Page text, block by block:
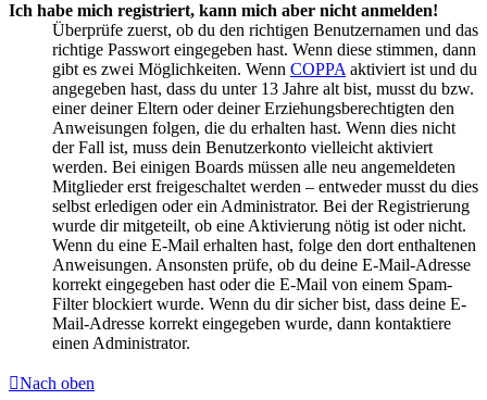
Ich habe mich registriert, kann mich aber nicht anmelden!
Überprüfe zuerst, ob du den richtigen Benutzernamen und das
richtige Passwort eingegeben hast. Wenn diese stimmen, dann
gibt es zwei Möglichkeiten. Wenn COPPA aktiviert ist und du
angegeben hast, dass du unter 13 Jahre alt bist, musst du bzw.
einer deiner Eltern oder deiner Erziehungsberechtigten den
Anweisungen folgen, die du erhalten hast. Wenn dies nicht
der Fall ist, muss dein Benutzerkonto vielleicht aktiviert
werden. Bei einigen Boards müssen alle neu angemeldeten
Mitglieder erst freigeschaltet werden – entweder musst du dies
selbst erledigen oder ein Administrator. Bei der Registrierung
wurde dir mitgeteilt, ob eine Aktivierung nötig ist oder nicht.
Wenn du eine E-Mail erhalten hast, folge den dort enthaltenen
Anweisungen. Ansonsten prüfe, ob du deine E-Mail-Adresse
korrekt eingegeben hast oder die E-Mail von einem Spam-
Filter blockiert wurde. Wenn du dir sicher bist, dass deine E-
Mail-Adresse korrekt eingegeben wurde, dann kontaktiere
einen Administrator.
Nach oben